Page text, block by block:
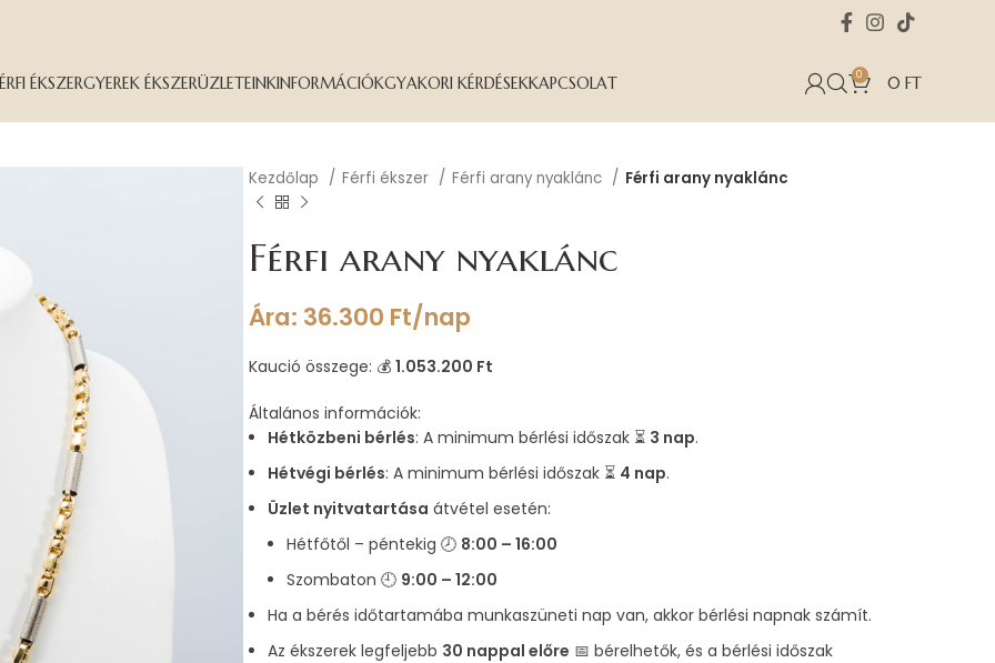
ÉKSZERGYEREK ÉKSZERÜZLETEINKINFORMÁCIÓKGYAKORI KÉRDÉSEKKAPCSOLAT 0 0 FT
Kezdőlap Férfi ékszer Férfi arany nyaklánc Férfi arany nyaklánc
Férfi arany nyaklánc
Ára: 36.300 Ft/nap
Kaució összege: 💰 1.053.200 Ft
Általános információk:
Hétközbeni bérlés: A minimum bérlési időszak ⏳ 3 nap.
Hétvégi bérlés: A minimum bérlési időszak ⏳ 4 nap.
Üzlet nyitvatartása átvétel esetén:
Hétfőtől – péntekig 🕗 8:00 – 16:00
Szombaton 🕘 9:00 – 12:00
Ha a bérés időtartamába munkaszüneti nap van, akkor bérlési napnak számít.
Az ékszerek legfeljebb 30 nappal előre 📅 bérelhetők, és a bérlési időszak